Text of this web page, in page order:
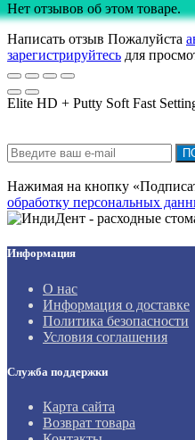
Нет отзывов об этом товаре.
Написать отзыв Пожалуйста
зарегистрируйтесь для
Elite НD + Putty Soft Fast
Нажимая на кнопку
обработку персональных
Информация
О нас
Информация о доставке
Политика безопасности
Условия соглашения
Служба поддержки
Карта сайта
Возврат товара